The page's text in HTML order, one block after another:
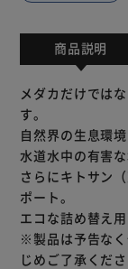
商品説明
メダカだけでは
す。
自然界の生息環
水道水中の有害
さらにキトサン
ポート。
エコな詰め替え用
※製品は予告な
じめご了承くださ